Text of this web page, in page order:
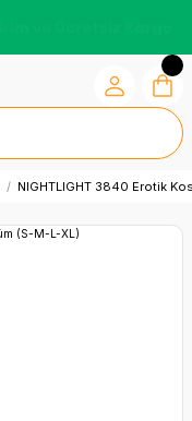
NIGHTLIGHT 3840 Erotik